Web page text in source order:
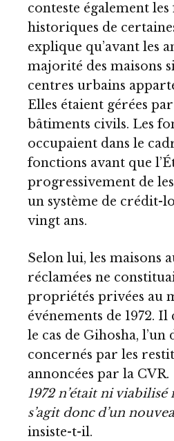
conteste également
historiques de
explique qu’avant les
majorité des maisons
centres urbains
Elles étaient gérées
bâtiments civils. Les
occupaient dans le
fonctions avant que
progressivement de
un système de crédit-
vingt ans.
Selon lui, les maisons
réclamées ne
propriétés privées au
événements de 1972.
le cas de Gihosha, l’un
concernés par les
annoncées par la CVR.
1972 n’était ni
s’agit donc d’un
insiste-t-il.